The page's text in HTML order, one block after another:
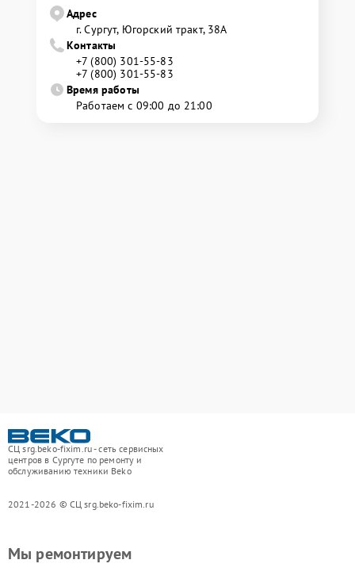
Адрес
г. Сургут, Югорский тракт, 38А
Контакты
+7 (800) 301-55-83
+7 (800) 301-55-83
Время работы
Работаем с 09:00 до 21:00
СЦ srg.beko-fixim.ru - сеть сервисных
центров в Сургуте по ремонту и
обслуживанию техники Beko
2021-2026 © СЦ srg.beko-fixim.ru
Мы ремонтируем